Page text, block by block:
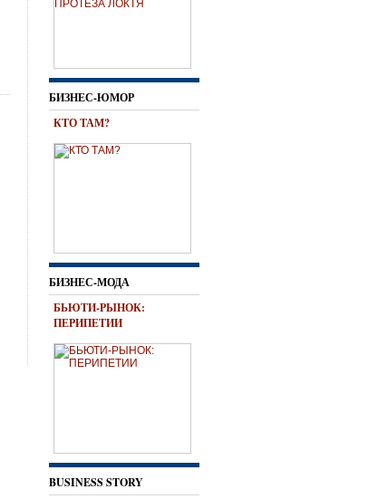
БИЗНЕС-ЮМОР
КТО ТАМ?
БИЗНЕС-МОДА
БЬЮТИ-РЫНОК:
ПЕРИПЕТИИ
BUSINESS STORY